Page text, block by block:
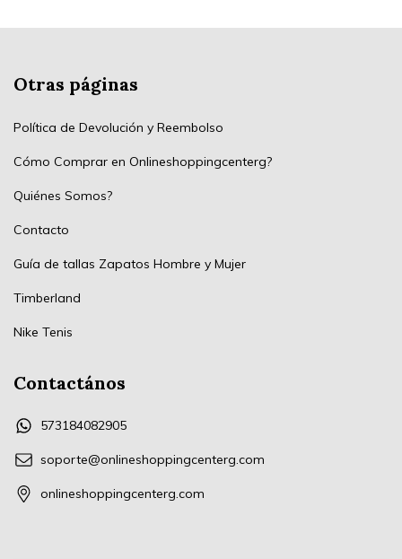
Otras páginas
Política de Devolución y Reembolso
Cómo Comprar en Onlineshoppingcenterg?
Quiénes Somos?
Contacto
Guía de tallas Zapatos Hombre y Mujer
Timberland
Nike Tenis
Contactános
573184082905
soporte@onlineshoppingcenterg.com
onlineshoppingcenterg.com